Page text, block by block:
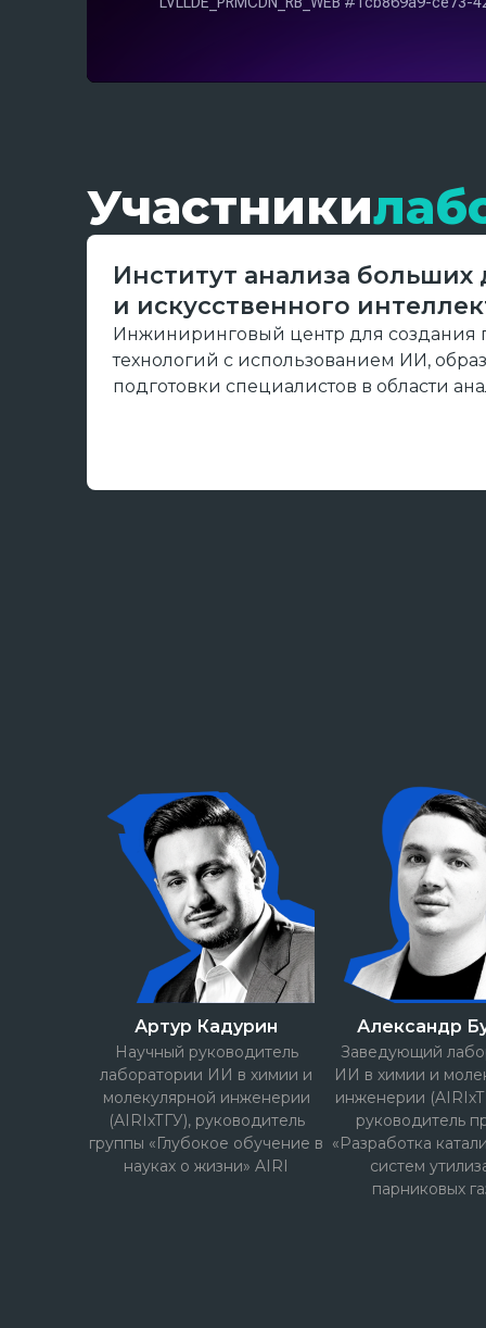
Участники
Институт анализа больших
и искусственного
Инжиниринговый центр для создания
технологий с использованием ИИ,
подготовки специалистов в области
Артур Кадурин
Научный руководитель
лаборатории ИИ в химии и
молекулярной инженерии
(AIRIхТГУ), руководитель
группы «Глубокое обучение в
науках о жизни» AIRI
Александр
Заведующий
ИИ в химии и
инженерии
руководитель
«Разработка
систем
парниковых